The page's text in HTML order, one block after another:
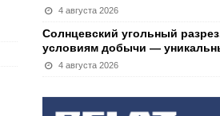
4 августа 2026
Солнцевский угольный
условиям добычи —
4 августа 2026